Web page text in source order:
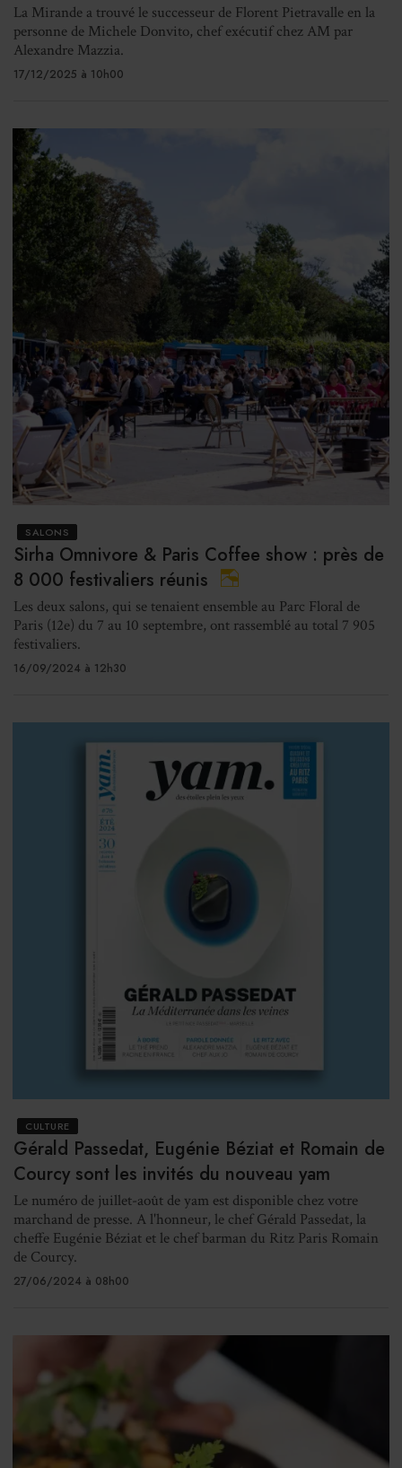
La Mirande a trouvé le successeur de Florent Pietravalle en la
personne de Michele Donvito, chef exécutif chez AM par
Alexandre Mazzia.
17/12/2025 à 10h00
SALONS
Sirha Omnivore & Paris Coffee show : près de
8 000 festivaliers réunis
Les deux salons, qui se tenaient ensemble au Parc Floral de
Paris (12e) du 7 au 10 septembre, ont rassemblé au total 7 905
festivaliers.
16/09/2024 à 12h30
CULTURE
Gérald Passedat, Eugénie Béziat et Romain de
Courcy sont les invités du nouveau yam
Le numéro de juillet-août de yam est disponible chez votre
marchand de presse. A l'honneur, le chef Gérald Passedat, la
cheffe Eugénie Béziat et le chef barman du Ritz Paris Romain
de Courcy.
27/06/2024 à 08h00